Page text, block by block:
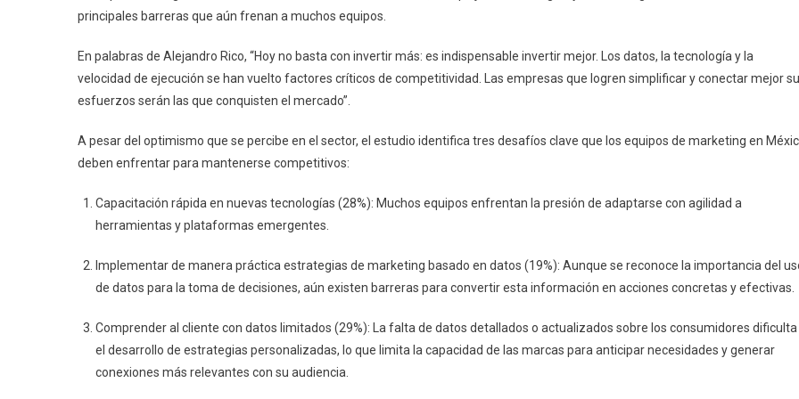
principales barreras que aún frenan a muchos equipos.
En palabras de Alejandro Rico, “Hoy no basta con invertir más: es indispensable invertir mejor. Los datos, la tecnología y la
velocidad de ejecución se han vuelto factores críticos de competitividad. Las empresas que logren simplificar y conectar mejor
esfuerzos serán las que conquisten el mercado”.
A pesar del optimismo que se percibe en el sector, el estudio identifica tres desafíos clave que los equipos de marketing en
deben enfrentar para mantenerse competitivos:
Capacitación rápida en nuevas tecnologías (28%): Muchos equipos enfrentan la presión de adaptarse con agilidad a
herramientas y plataformas emergentes.
Implementar de manera práctica estrategias de marketing basado en datos (19%): Aunque se reconoce la importancia del
de datos para la toma de decisiones, aún existen barreras para convertir esta información en acciones concretas y efectivas.
Comprender al cliente con datos limitados (29%): La falta de datos detallados o actualizados sobre los consumidores dificulta
el desarrollo de estrategias personalizadas, lo que limita la capacidad de las marcas para anticipar necesidades y generar
conexiones más relevantes con su audiencia.